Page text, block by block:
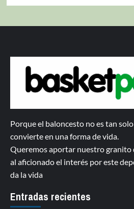
Porque el baloncesto no es tan
convierte en una forma de vida.
Queremos aportar nuestro granito
al aficionado el interés por este
da la vida
Entradas recientes